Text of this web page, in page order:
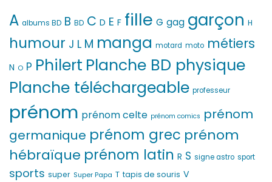
A albums BD B BD C D E F fille G gag garçon H
humour J L M manga motard moto métiers
N O P Philert Planche BD physique
Planche téléchargeable professeur
prénom prénom celte prénom comics prénom
germanique prénom grec prénom
hébraïque prénom latin R S signe astro sport
sports super Super Papa T tapis de souris V